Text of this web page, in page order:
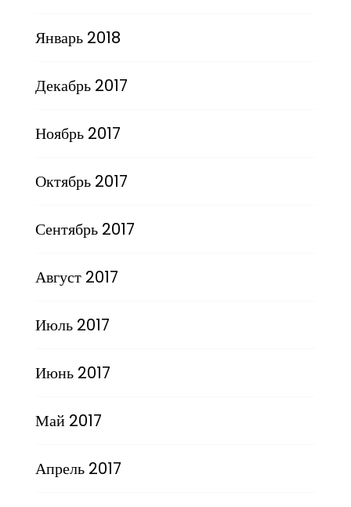
Январь 2018
Декабрь 2017
Ноябрь 2017
Октябрь 2017
Сентябрь 2017
Август 2017
Июль 2017
Июнь 2017
Май 2017
Апрель 2017